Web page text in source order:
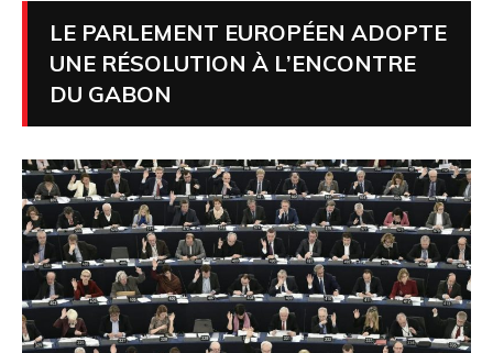
LE PARLEMENT EUROPÉEN ADOPTE
UNE RÉSOLUTION À L’ENCONTRE
DU GABON